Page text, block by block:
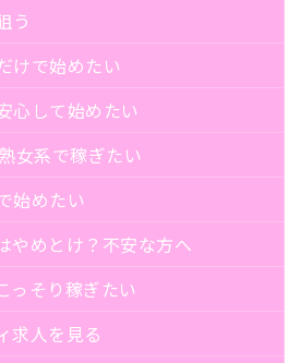
う
けで始めたい
心して始めたい
女系で稼ぎたい
始めたい
やめとけ？不安な方へ
っそり稼ぎたい
求人を見る